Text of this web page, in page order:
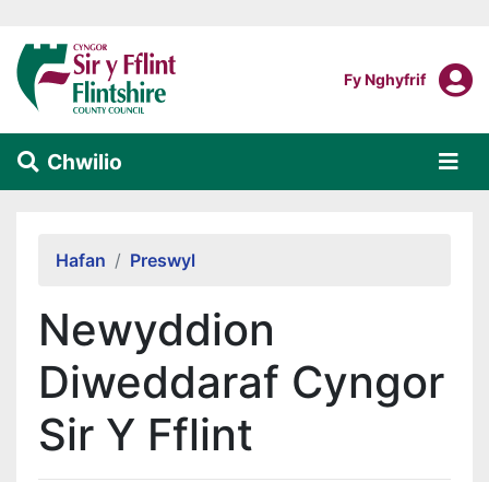
Neidio i'r prif gynnwys
Mewngofnodi I
Fy Nghyfrif
Chwilio
Hafan Preswyl
Newyddion
Diweddaraf Cyngor
Sir Y Fflint